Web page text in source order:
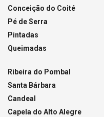
Conceição do Coité
Pé de Serra
Pintadas
Queimadas
Ribeira do Pombal
Santa Bárbara
Candeal
Capela do Alto Alegre